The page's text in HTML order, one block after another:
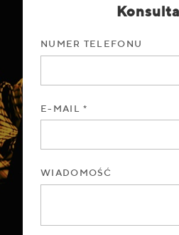
NUMER TELEFONU
E-MAIL *
WIADOMOŚĆ